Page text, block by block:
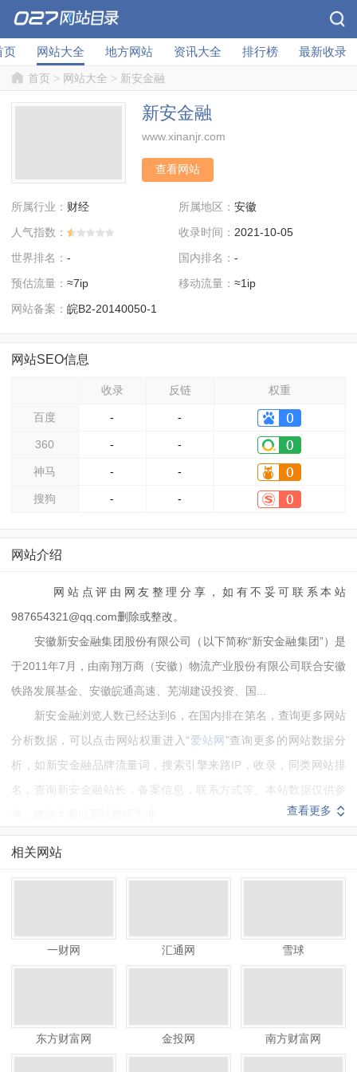
页 网站大全 地方网站 资讯大全 排行榜 最新收录
首页 > 网站大全 > 新安金融
新安金融
www.xinanjr.com
查看网站
所属行业： 财经 所属地区： 安徽
人气指数：
收录时间： 2021-10-05
世界排名： - 国内排名： -
预估流量： ≈7ip 移动流量： ≈1ip
网站备案： 皖B2-20140050-1
网站SEO信息
收录 反链 权重
百度 - -
360 - -
神马 - -
搜狗 - -
网站介绍
网站点评由网友整理分享，如有不妥可联系本站
987654321@qq.com删除或整改。
安徽新安金融集团股份有限公司（以下简称“新安金融集团”）是
于2011年7月，由南翔万商（安徽）物流产业股份有限公司联合安徽
铁路发展基金、安徽皖通高速、芜湖建设投资、国...
新安金融浏览人数已经达到6，在国内排在第名，查询更多网站
分析数据，可以点击网站权重进入“爱站网 ”查询更多的网站数据分
析，如新安金融品牌流量词，搜索引擎来路IP，收录，同类网站排
名，查询新安金融站长，备案信息，联系方式等。本站数据仅供参
查看更多
相关网站
一财网 汇通网 雪球
东方财富网 金投网 南方财富网